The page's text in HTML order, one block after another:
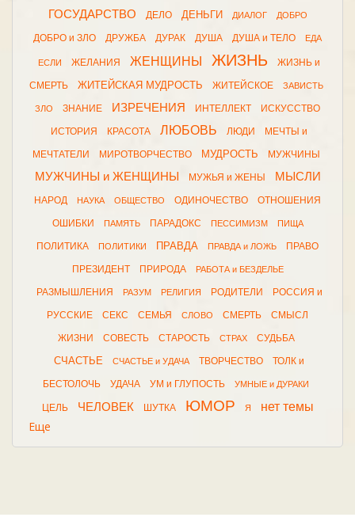
ГОСУДАРСТВО ДЕЛО ДЕНЬГИ ДИАЛОГ ДОБРО
ДОБРО и ЗЛО ДРУЖБА ДУРАК ДУША ДУША и ТЕЛО ЕДА
ЕСЛИ ЖЕЛАНИЯ ЖЕНЩИНЫ ЖИЗНЬ ЖИЗНЬ и
СМЕРТЬ ЖИТЕЙСКАЯ МУДРОСТЬ ЖИТЕЙСКОЕ ЗАВИСТЬ
ЗЛО ЗНАНИЕ ИЗРЕЧЕНИЯ ИНТЕЛЛЕКТ ИСКУССТВО
ИСТОРИЯ КРАСОТА ЛЮБОВЬ ЛЮДИ МЕЧТЫ и
МЕЧТАТЕЛИ МИРОТВОРЧЕСТВО МУДРОСТЬ МУЖЧИНЫ
МУЖЧИНЫ и ЖЕНЩИНЫ МУЖЬЯ и ЖЕНЫ МЫСЛИ
НАРОД НАУКА ОБЩЕСТВО ОДИНОЧЕСТВО ОТНОШЕНИЯ
ОШИБКИ ПАМЯТЬ ПАРАДОКС ПЕССИМИЗМ ПИЩА
ПОЛИТИКА ПОЛИТИКИ ПРАВДА ПРАВДА и ЛОЖЬ ПРАВО
ПРЕЗИДЕНТ ПРИРОДА РАБОТА и БЕЗДЕЛЬЕ
РАЗМЫШЛЕНИЯ РАЗУМ РЕЛИГИЯ РОДИТЕЛИ РОССИЯ и
РУССКИЕ СЕКС СЕМЬЯ СЛОВО СМЕРТЬ СМЫСЛ
ЖИЗНИ СОВЕСТЬ СТАРОСТЬ СТРАХ СУДЬБА
СЧАСТЬЕ СЧАСТЬЕ и УДАЧА ТВОРЧЕСТВО ТОЛК и
БЕСТОЛОЧЬ УДАЧА УМ и ГЛУПОСТЬ УМНЫЕ и ДУРАКИ
ЦЕЛЬ ЧЕЛОВЕК ШУТКА ЮМОР Я нет темы
Еще